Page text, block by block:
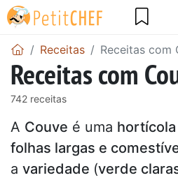
Receitas Receitas com
Receitas com
742 receitas
A Couve é uma hortícola
folhas largas e
a variedade (verde